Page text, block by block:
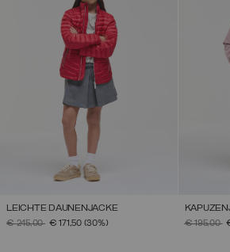
LEICHTE DAUNENJACKE
PREIS REDUZIERT VON
€ 245,00AUF
€ 171,50 (30%)
PREIS
€ 195,00